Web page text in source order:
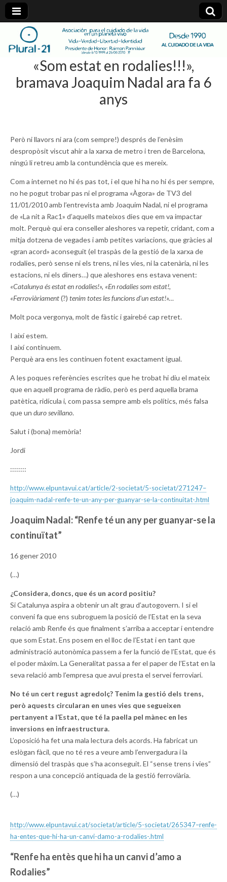
plural-
21.org
«Som estat en rodalies!!!»,
bramava Joaquim Nadal ara fa 6
anys
Però ni llavors ni ara (com sempre!) després de l’enèsim
despropòsit viscut ahir a la xarxa de metro i tren de Barcelona,
ningú li retreu amb la contundència que es mereix.
Com a internet no hi és pas tot, i el que hi ha no hi és per sempre,
no he pogut trobar pas ni el programa «Àgora» de TV3 del
11/01/2010 amb l’entrevista amb Joaquim Nadal, ni el programa
de «La nit a Rac1» d’aquells mateixos dies que em va impactar
molt. Perquè qui era conseller aleshores va repetir, cridant, com a
mitja dotzena de vegades i amb petites variacions, que gràcies al
«gran acord» aconseguit (el traspàs dela gestió de la xarxa de
rodalies, però sense ni els trens, ni les vies, ni la catenària, ni les
estacions, ni els diners…) que aleshores ens estava venent:
«Catalunya és estat en rodalies!», «En rodalies som estat!,
«Ferroviàriament(?) tenim totes les funcions d’un estat!»…
Molt poca vergonya, molt de fàstic i gairebé cap retret.
I així estem.
I així continuem.
Perquè ara ens les continuen fotent exactament igual.
A les poques referències escrites que he trobat hi diu el mateix
que en aquell programa de ràdio, però es perd aquella brama
patètica, ridícula i, com passa sempre amb els polítics, més falsa
que un duro sevillano.
Salut i (bona) memòria!
Jordi
::::::::
http://www.elpuntavui.cat/article/2-societat/5-societat/271247–
joaquim-nadal-renfe-te-un-any-per-guanyar-se-la-continuitat-.html
Joaquim Nadal: “Renfe té un any per guanyar-se la
continuïtat”
16 gener 2010
(…)
¿Considera, doncs, que és un acord positiu?
Si Catalunya aspira a obtenir un alt grau d’autogovern. I si el
conveni fa que ens subroguem la posició de l’Estat en la seva
relació amb Renfe és que finalment s’arriba a acceptar i entendre
que som Estat. Ens posem en el lloc de l’Estat i en tant que
administració autonòmica passem a fer la funció de l’Estat, que és
el poder màxim. La Generalitat passa a fer el paper de l’Estat en la
seva relació amb l’empresa que avui presta el servei ferroviari.
No té un cert regust agredolç? Tenim la gestió dels trens,
però aquests circularan en unes vies que segueixen
pertanyent a l’Estat, que té la paella pel mànec en les
inversions en infraestructura.
L’oposició ha fet una mala lectura dels acords. Ha fabricat un
eslògan fàcil, que no té res a veure amb l’envergadura i la
dimensió del traspàs que s’ha aconseguit. El “sense trens i vies”
respon a una concepció antiquada de la gestió ferroviària.
(…)
http://www.elpuntavui.cat/societat/article/5-societat/265347–renfe-
ha-entes-que-hi-ha-un-canvi-damo-a-rodalies-.html
“Renfe ha entès que hi ha un canvi d’amo a
Rodalies”